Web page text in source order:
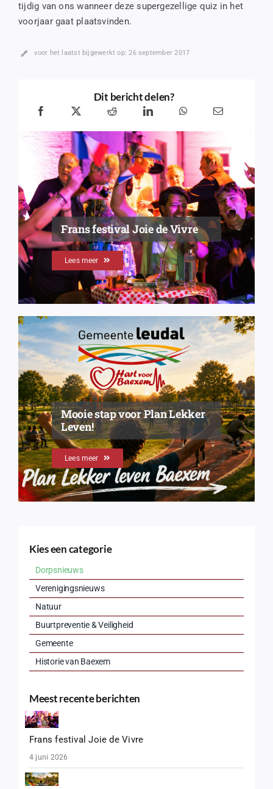
tijdig van ons wanneer deze supergezellige quiz in het
voorjaar gaat plaatsvinden.
voor het laatst bijgewerkt op: 26 september 2017
Dit bericht delen?
Frans festival Joie de Vivre
Lees meer
Mooie stap voor Plan Lekker
Leven!
Lees meer
Kies een categorie
Dorpsnieuws
Verenigingsnieuws
Natuur
Buurtpreventie & Veiligheid
Gemeente
Historie van Baexem
Meest recente berichten
Frans festival Joie de Vivre
4 juni 2026